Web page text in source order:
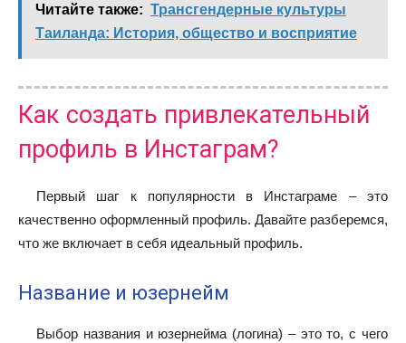
Читайте также: Трансгендерные культуры
Таиланда: История, общество и восприятие
Как создать привлекательный
профиль в Инстаграм?
Первый шаг к популярности в Инстаграме – это
качественно оформленный профиль. Давайте разберемся,
что же включает в себя идеальный профиль.
Название и юзернейм
Выбор названия и юзернейма (логина) – это то, с чего